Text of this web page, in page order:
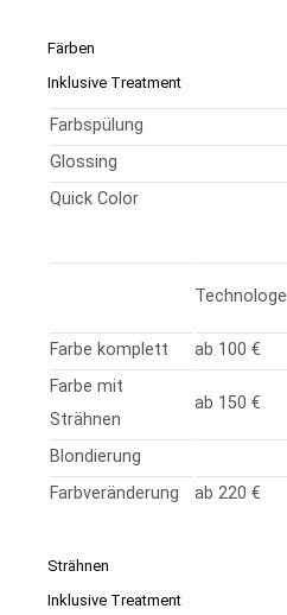
Färben
Inklusive Treatment
Farbspülung
Glossing
Quick Color
Technologe
Farbe komplett
ab 100 €
Farbe mit
Strähnen
ab 150 €
Blondierung
Farbveränderung
ab 220 €
Strähnen
Inklusive Treatment